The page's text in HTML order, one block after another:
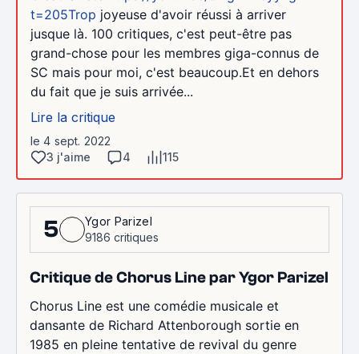
t=205Trop joyeuse d'avoir réussi à arriver
jusque là. 100 critiques, c'est peut-être pas
grand-chose pour les membres giga-connus de
SC mais pour moi, c'est beaucoup.Et en dehors
du fait que je suis arrivée...
Lire la critique
le 4 sept. 2022
3 j'aime
4 115
5
Ygor Parizel
9186 critiques
Critique de Chorus Line par Ygor Parizel
Chorus Line est une comédie musicale et
dansante de Richard Attenborough sortie en
1985 en pleine tentative de revival du genre